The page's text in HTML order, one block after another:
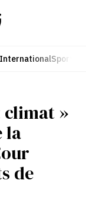
InternationalSport
climat »
la
de